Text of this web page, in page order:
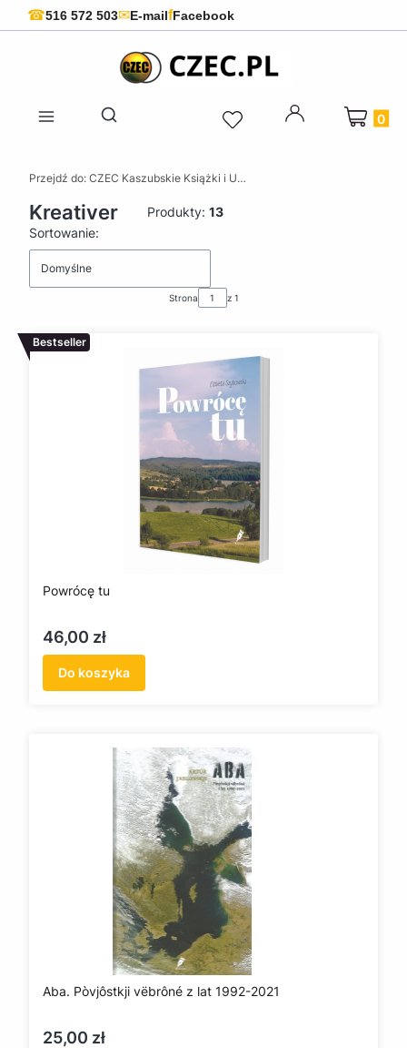
☎516 572 503✉E-mailfFacebook
Otwórz wyszukiwarkę
Produkty
Przejdź do: CZEC Kaszubskie Książki i Upominki - Pamiątki z Kaszub
Kreativer Produkty: 13
Lista produktów
Sortowanie:
Domyślne
Strona z 1
Bestseller
Powrócę tu
Cena
46,00 zł
Do koszyka
Aba. Pòvjôstkji vëbrôné z lat 1992-2021
Cena
25,00 zł